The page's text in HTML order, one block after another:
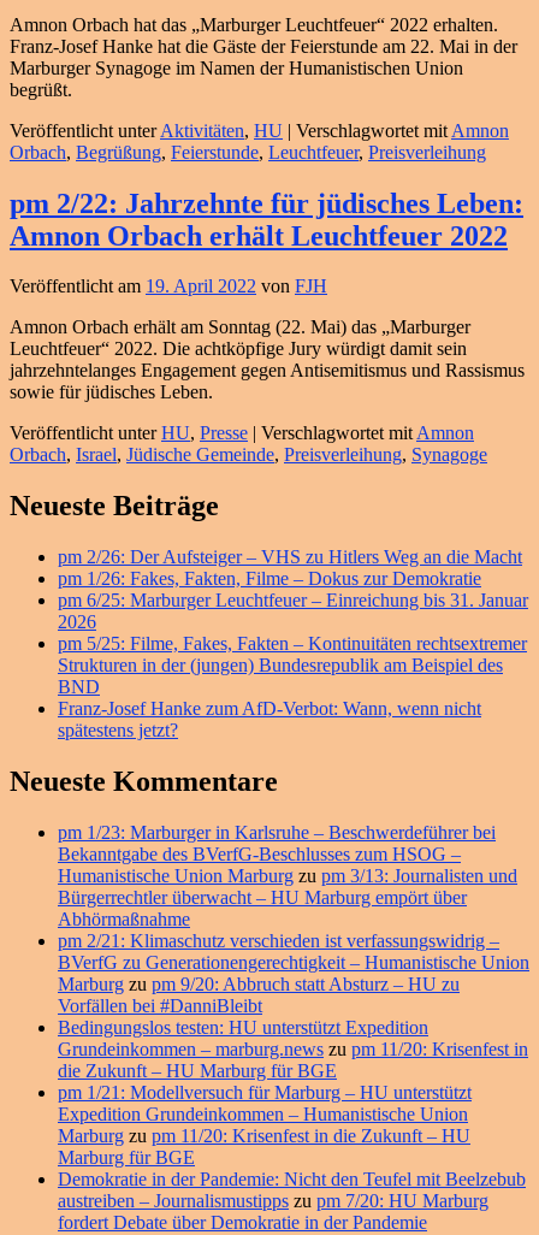
Amnon Orbach hat das „Marburger Leuchtfeuer“ 2022 erhalten.
Franz-Josef Hanke hat die Gäste der Feierstunde am 22. Mai in der
Marburger Synagoge im Namen der Humanistischen Union
begrüßt.
Veröffentlicht unter Aktivitäten, HU | Verschlagwortet mit Amnon
Orbach, Begrüßung, Feierstunde, Leuchtfeuer, Preisverleihung
pm 2/22: Jahrzehnte für jüdisches Leben:
Amnon Orbach erhält Leuchtfeuer 2022
Veröffentlicht am 19. April 2022 von FJH
Amnon Orbach erhält am Sonntag (22. Mai) das „Marburger
Leuchtfeuer“ 2022. Die achtköpfige Jury würdigt damit sein
jahrzehntelanges Engagement gegen Antisemitismus und Rassismus
sowie für jüdisches Leben.
Veröffentlicht unter HU, Presse | Verschlagwortet mitAmnon
Orbach, Israel, Jüdische Gemeinde, Preisverleihung, Synagoge
Primärer
Widget-
Bereich
Neueste Beiträge
pm 2/26: Der Aufsteiger – VHS zu Hitlers Weg an die Macht
pm 1/26: Fakes, Fakten, Filme – Dokus zur Demokratie
pm 6/25: Marburger Leuchtfeuer – Einreichung bis 31. Januar
2026
pm 5/25: Filme, Fakes, Fakten – Kontinuitäten rechtsextremer
Strukturen in der (jungen) Bundesrepublik am Beispiel des
BND
Franz-Josef Hanke zum AfD-Verbot: Wann, wenn nicht
spätestens jetzt?
Neueste Kommentare
pm 1/23: Marburger in Karlsruhe – Beschwerdeführer bei
Bekanntgabe des BVerfG-Beschlusses zum HSOG –
Humanistische Union Marburg zu pm 3/13: Journalisten und
Bürgerrechtler überwacht – HU Marburg empört über
Abhörmaßnahme
pm 2/21: Klimaschutz verschieden ist verfassungswidrig –
BVerfG zu Generationengerechtigkeit – Humanistische Union
Marburg zu pm 9/20: Abbruch statt Absturz – HU zu
Vorfällen bei #DanniBleibt
Bedingungslos testen: HU unterstützt Expedition
Grundeinkommen – marburg.news zu pm 11/20: Krisenfest in
die Zukunft – HU Marburg für BGE
pm 1/21: Modellversuch für Marburg – HU unterstützt
Expedition Grundeinkommen – Humanistische Union
Marburg zu pm 11/20: Krisenfest in die Zukunft – HU
Marburg für BGE
Demokratie in der Pandemie: Nicht den Teufel mit Beelzebub
austreiben – Journalismustipps zu pm 7/20: HU Marburg
fordert Debate über Demokratie in der Pandemie